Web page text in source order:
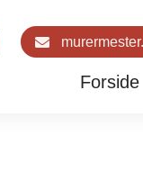
Forside